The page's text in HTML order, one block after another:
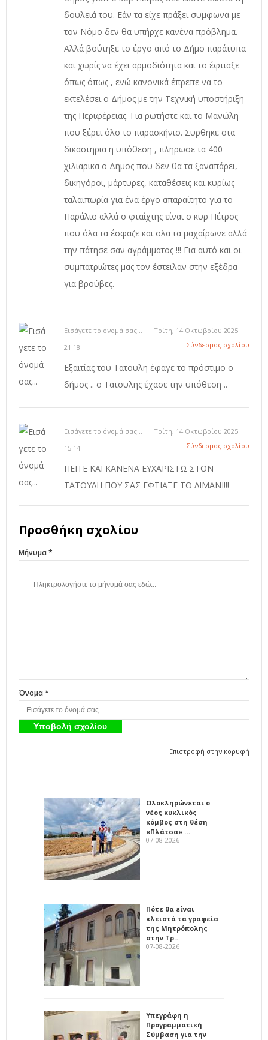
δουλειά του. Εάν τα είχε πράξει συμφωνα με
τον Νόμο δεν θα υπήρχε κανένα πρόβλημα.
Αλλά βούτηξε το έργο από το Δήμο παράτυπα
και χωρίς να έχει αρμοδιότητα και το έφτιαξε
όπως όπως , ενώ κανονικά έπρεπε να το
εκτελέσει ο Δήμος με την Τεχνική υποστήριξη
της Περιφέρειας. Για ρωτήστε και το Μανώλη
που ξέρει όλο το παρασκήνιο. Συρθηκε στα
δικαστηρια η υπόθεση , πληρωσε τα 400
χιλιαρικα ο Δήμος που δεν θα τα ξαναπάρει,
δικηγόροι, μάρτυρες, καταθέσεις και κυρίως
ταλαιπωρία για ένα έργο απαραίτητο για το
Παράλιο αλλά ο φταίχτης είναι ο κυρ Πέτρος
που όλα τα έσφαζε και ολα τα μαχαίρωνε αλλά
την πάτησε σαν αγράμματος !!! Για αυτό και οι
συμπατριώτες μας τον έστειλαν στην εξέδρα
για βρούβες.
Εισάγετε το όνομά σας...
Τρίτη, 14 Οκτωβρίου 2025
21:18
Σύνδεσμος σχολίου
Εξαιτίας του Τατουλη έφαγε το πρόστιμο ο
δήμος .. ο Τατουλης έχασε την υπόθεση ..
Εισάγετε το όνομά σας...
Τρίτη, 14 Οκτωβρίου 2025
15:14
Σύνδεσμος σχολίου
ΠΕΙΤΕ ΚΑΙ ΚΑΝΕΝΑ ΕΥΧΑΡΙΣΤΩ ΣΤΟΝ
ΤΑΤΟΥΛΗ ΠΟΥ ΣΑΣ ΕΦΤΙΑΞΕ ΤΟ ΛΙΜΑΝΙ!!!
Προσθήκη σχολίου
Μήνυμα *
Όνομα *
Επιστροφή στην κορυφή
Ολοκληρώνεται ο
νέος κυκλικός
κόμβος στη θέση
«Πλάτσα» …
07-08-2026
Πότε θα είναι
κλειστά τα γραφεία
της Μητρόπολης
στην Τρ…
07-08-2026
Υπεγράφη η
Προγραμματική
Σύμβαση για την